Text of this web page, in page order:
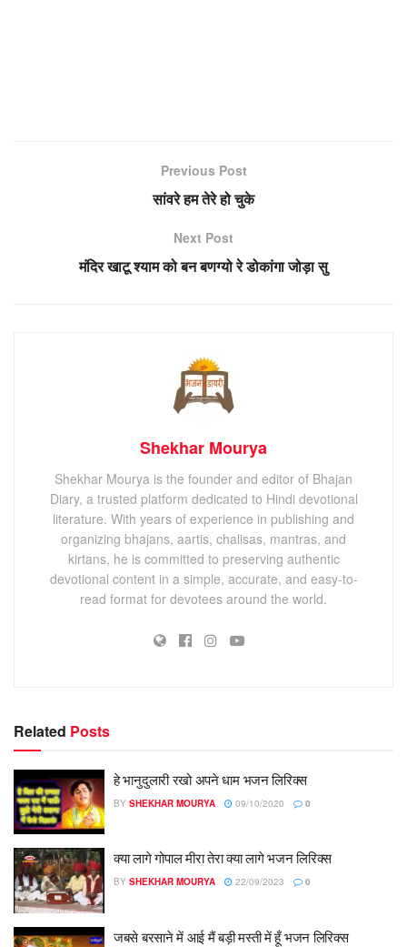
Previous Post
सांवरे हम तेरे हो चुके
Next Post
मंदिर खाटू श्याम को बन बणग्यो रे डोकांगा जोड़ा सु
Shekhar Mourya
Shekhar Mourya is the founder and editor of Bhajan
Diary, a trusted platform dedicated to Hindi devotional
literature. With years of experience in publishing and
organizing bhajans, aartis, chalisas, mantras, and
kirtans, he is committed to preserving authentic
devotional content in a simple, accurate, and easy-to-
read format for devotees around the world.
Related Posts
हे भानुदुलारी रखो अपने धाम भजन लिरिक्स
BY SHEKHAR MOURYA 09/10/2020 0
क्या लागे गोपाल मीरा तेरा क्या लागे भजन लिरिक्स
BY SHEKHAR MOURYA 22/09/2023 0
जबसे बरसाने में आई मैं बड़ी मस्ती में हूँ भजन लिरिक्स